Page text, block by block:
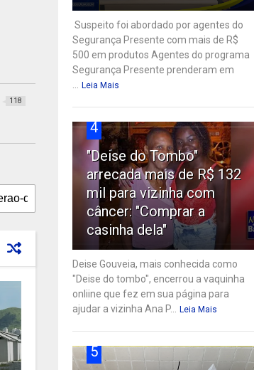
118
Suspeito foi abordado por agentes do
Segurança Presente com mais de R$
500 em produtos Agentes do programa
Segurança Presente prenderam em
Leia Mais
4
"Deise do Tombo"
arrecada mais de R$ 132
mil para vizinha com
câncer: "Comprar a
casinha dela"
Deise Gouveia, mais conhecida como
"Deise do tombo", encerrou a vaquinha
onliine que fez em sua página para
ajudar a vizinha Ana P...
Leia Mais
5